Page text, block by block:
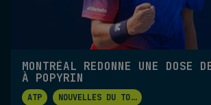
MONTRÉAL REDONNE UNE DOSE
À POPYRIN
ATP NOUVELLES DU TO...